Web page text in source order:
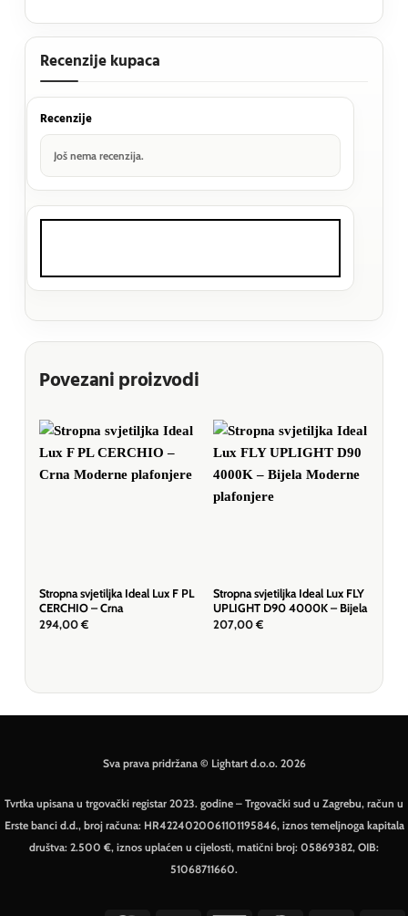
Recenzije kupaca
Recenzije
Još nema recenzija.
Povezani proizvodi
Stropna svjetiljka Ideal Lux F PL
CERCHIO – Crna
294,00 €
Stropna svjetiljka Ideal Lux FLY
UPLIGHT D90 4000K – Bijela
207,00 €
Sva prava pridržana © Lightart d.o.o. 2026
Tvrtka upisana u trgovački registar 2023. godine – Trgovački sud u Zagrebu, račun u
Erste banci d.d., broj računa: HR4224020061101195846, iznos temeljnoga kapitala
društva: 2.500 €, iznos uplaćen u cijelosti, matični broj: 05869382, OIB:
51068711660.